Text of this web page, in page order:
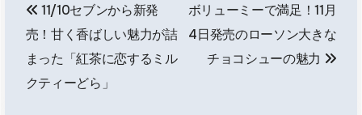
稿
ナ
ビ
11/10セブンから新発
売！甘く香ばしい魅力が詰
まった「紅茶に恋するミル
クティーどら」
ボリューミーで満足！11月
4日発売のローソン大きな
チョコシューの魅力